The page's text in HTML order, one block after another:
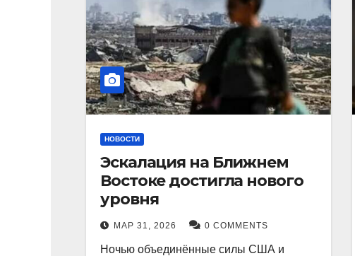
НОВОСТИ
Эскалация на Ближнем
Востоке достигла нового
уровня
МАР 31, 2026 0 COMMENTS
Ночью объединённые силы США и